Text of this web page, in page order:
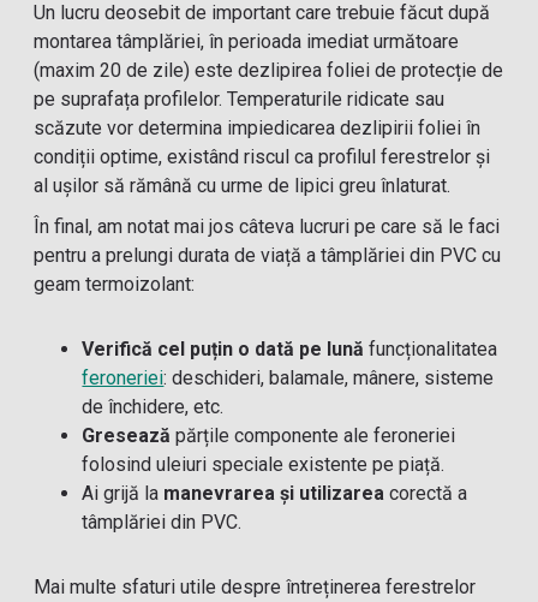
Un lucru deosebit de important care trebuie făcut după
montarea tâmplăriei, în perioada imediat următoare
(maxim 20 de zile) este dezlipirea foliei de protecție de
pe suprafața profilelor. Temperaturile ridicate sau
scăzute vor determina impiedicarea dezlipirii foliei în
condiții optime, existând riscul ca profilul ferestrelor și
al ușilor să rămână cu urme de lipici greu înlaturat.
În final, am notat mai jos câteva lucruri pe care să le faci
pentru a prelungi durata de viață a tâmplăriei din PVC cu
geam termoizolant:
Verifică cel puțin o dată pe lună funcționalitatea
feroneriei: deschideri, balamale, mânere, sisteme
de închidere, etc.
Gresează părțile componente ale feroneriei
folosind uleiuri speciale existente pe piață.
Ai grijă la manevrarea și utilizarea corectă a
tâmplăriei din PVC.
Mai multe sfaturi utile despre întreținerea ferestrelor